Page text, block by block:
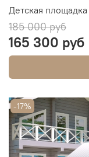
Детская
185 000 руб
165 300 руб
-17%